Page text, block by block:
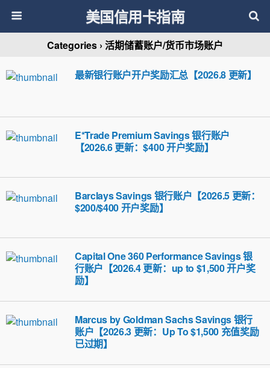
美国信用卡指南
Categories › 活期储蓄账户/货币市场账户
最新银行账户开户奖励汇总【2026.8 更新】
E*Trade Premium Savings 银行账户
【2026.6 更新：$400 开户奖励】
Barclays Savings 银行账户【2026.5 更新：
$200/$400 开户奖励】
Capital One 360 Performance Savings 银
行账户【2026.4 更新：up to $1,500 开户奖
励】
Marcus by Goldman Sachs Savings 银行
账户【2026.3 更新：Up To $1,500 充值奖励
已过期】